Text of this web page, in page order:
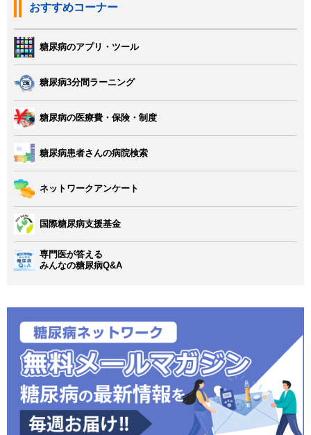
おすすめコーナー
糖尿病のアプリ・ツール
糖尿病3分間ラーニング
糖尿病の医療費・保険・制度
糖尿病患者さんの病院検索
ネットワークアンケート
国際糖尿病支援基金
専門医が答える
みんなの糖尿病Q&A